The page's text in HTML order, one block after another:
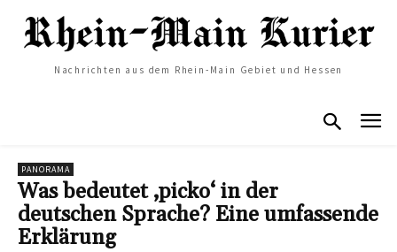
Nachrichten aus dem Rhein-Main Gebiet und Hessen
PANORAMA
Was bedeutet ‚picko‘ in der
deutschen Sprache? Eine umfassende
Erklärung